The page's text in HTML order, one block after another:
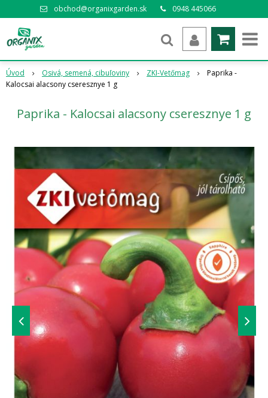
obchod@organixgarden.sk 0948 445066
Úvod Osivá, semená, cibuľoviny ZKI-Vetőmag
Paprika -
Kalocsai alacsony cseresznye 1 g
Paprika - Kalocsai alacsony cseresznye 1 g